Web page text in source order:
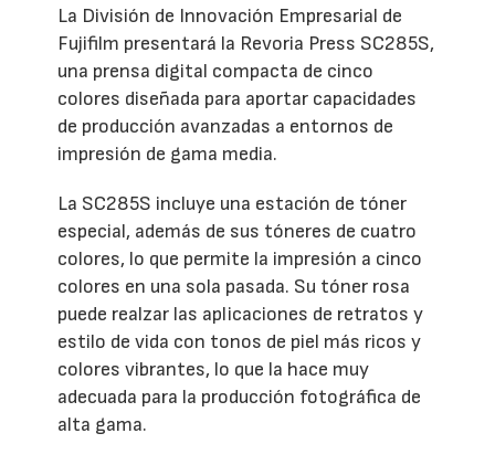
La División de Innovación Empresarial de
Fujifilm presentará la Revoria Press SC285S,
una prensa digital compacta de cinco
colores diseñada para aportar capacidades
de producción avanzadas a entornos de
impresión de gama media.
La SC285S incluye una estación de tóner
especial, además de sus tóneres de cuatro
colores, lo que permite la impresión a cinco
colores en una sola pasada. Su tóner rosa
puede realzar las aplicaciones de retratos y
estilo de vida con tonos de piel más ricos y
colores vibrantes, lo que la hace muy
adecuada para la producción fotográfica de
alta gama.